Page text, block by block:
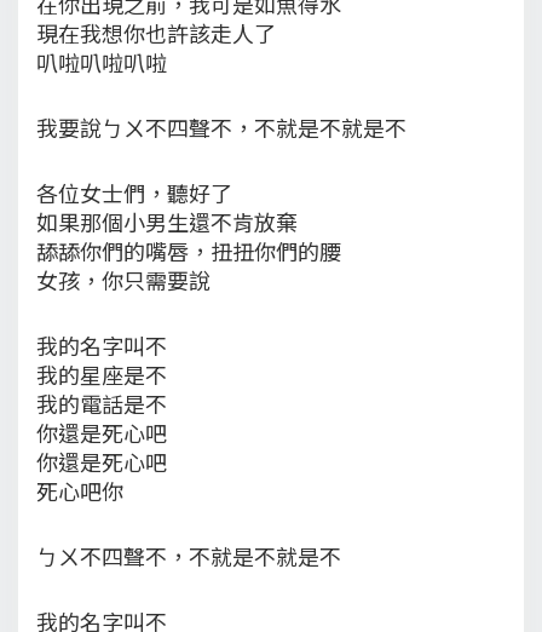
現在我想你也許該走人了
叭啦叭啦叭啦
我要說ㄅㄨ不四聲不，不就是不就是不
各位女士們，聽好了
如果那個小男生還不肯放棄
舔舔你們的嘴唇，扭扭你們的腰
女孩，你只需要說
我的名字叫不
我的星座是不
我的電話是不
你還是死心吧
你還是死心吧
死心吧你
ㄅㄨ不四聲不，不就是不就是不
我的名字叫不